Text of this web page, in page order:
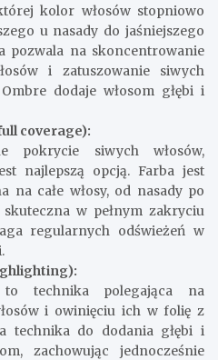
kolor włosów stopniowo
u nasady do jaśniejszego
pozwala na skoncentrowanie
i zatuszowanie siwych
dodaje włosom głębi i
coverage):
pokrycie siwych włosów,
najlepszą opcją. Farba jest
na całe włosy, od nasady po
w pełnym zakryciu
regularnych odświeżeń w
to technika polegająca na
i owinięciu ich w folię z
technika do dodania głębi i
zachowując jednocześnie